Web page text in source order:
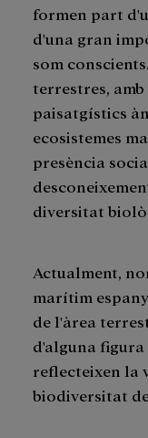
formen part
d'una gran
som
terrestres,
paisatgístics
ecosistemes
presència
diversitat
Actualment,
marítim
de l'àrea
d'alguna figura
reflecteixen la
biodiversitat